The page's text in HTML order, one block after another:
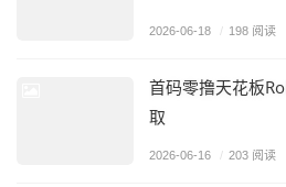
2026-06-18 / 198 阅读
首码零撸天花板
取
2026-06-16 / 203 阅读